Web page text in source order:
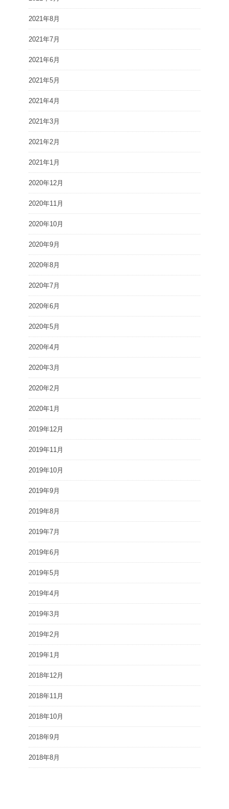
2021年8月
2021年7月
2021年6月
2021年5月
2021年4月
2021年3月
2021年2月
2021年1月
2020年12月
2020年11月
2020年10月
2020年9月
2020年8月
2020年7月
2020年6月
2020年5月
2020年4月
2020年3月
2020年2月
2020年1月
2019年12月
2019年11月
2019年10月
2019年9月
2019年8月
2019年7月
2019年6月
2019年5月
2019年4月
2019年3月
2019年2月
2019年1月
2018年12月
2018年11月
2018年10月
2018年9月
2018年8月